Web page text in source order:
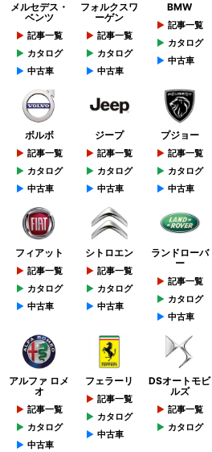
メルセデス・
ベンツ
記事一覧
カタログ
中古車
フォルクスワ
ーゲン
記事一覧
カタログ
中古車
BMW
記事一覧
カタログ
中古車
ボルボ
記事一覧
カタログ
中古車
ジープ
記事一覧
カタログ
中古車
プジョー
記事一覧
カタログ
中古車
フィアット
記事一覧
カタログ
中古車
シトロエン
記事一覧
カタログ
中古車
ランドローバ
ー
記事一覧
カタログ
中古車
アルファ ロメ
オ
記事一覧
カタログ
中古車
フェラーリ
記事一覧
カタログ
中古車
DSオートモビ
ルズ
記事一覧
カタログ